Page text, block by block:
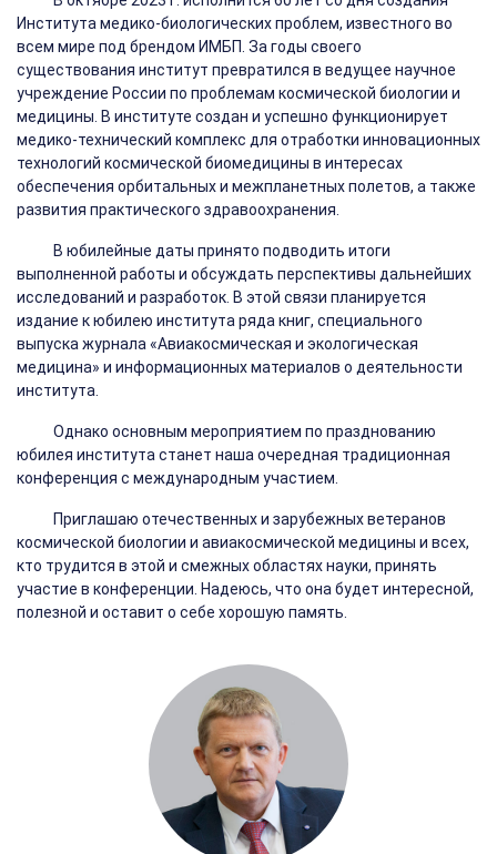
Института медико-биологических проблем, известного во
всем мире под брендом ИМБП. За годы своего
существования институт превратился в ведущее научное
учреждение России по проблемам космической биологии и
медицины. В институте создан и успешно функционирует
медико-технический комплекс для отработки инновационных
технологий космической биомедицины в интересах
обеспечения орбитальных и межпланетных полетов, а также
развития практического здравоохранения.
В юбилейные даты принято подводить итоги
выполненной работы и обсуждать перспективы дальнейших
исследований и разработок. В этой связи планируется
издание к юбилею института ряда книг, специального
выпуска журнала «Авиакосмическая и экологическая
медицина» и информационных материалов о деятельности
института.
Однако основным мероприятием по празднованию
юбилея института станет наша очередная традиционная
конференция с международным участием.
Приглашаю отечественных и зарубежных ветеранов
космической биологии и авиакосмической медицины и всех,
кто трудится в этой и смежных областях науки, принять
участие в конференции. Надеюсь, что она будет интересной,
полезной и оставит о себе хорошую память.